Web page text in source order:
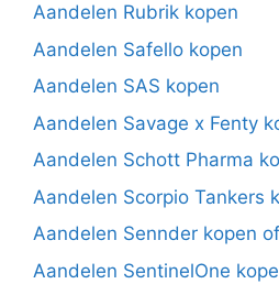
Aandelen Rubrik kopen
Aandelen Safello kopen
Aandelen SAS kopen
Aandelen Savage x Fenty
Aandelen Schott Pharma
Aandelen Scorpio Tankers
Aandelen Sennder kopen
Aandelen SentinelOne